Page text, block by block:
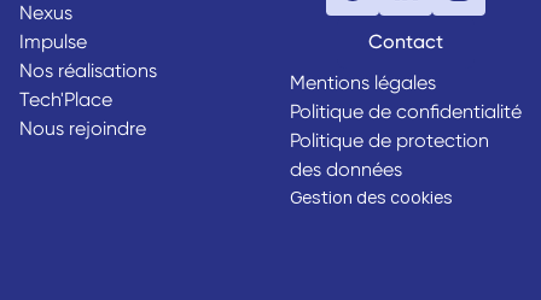
Contact
Mentions légales
Politique de confidentialité
Politique de protection
des données
Gestion des cookies
Nexus
Impulse
Nos réalisations
Tech'Place
Nous rejoindre